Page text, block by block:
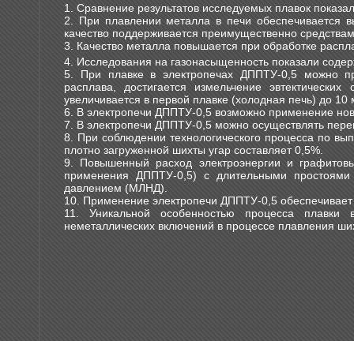
1. Сравнение результатов исследуемых плавок
2. При плавлении металла в печи обеспечивается
качество поддерживается преимущественно
3. Качество металла повышается при обработке
4. Исследования на газонасыщенность показали
5. При плавке в электропечах ДППТУ-0,5 можно
расплава, достигается измельчение
увеличивается в первой плавке (холодная печь) до
6. В электропечи ДППТУ-0,5 возможно применение
7. В электропечи ДППТУ-0,5 можно осуществлять
8. При соблюдении технологического процесса по
плотно загруженной шихты угар составляет 0,5%.
9. Повышенный расход электроэнергии и
применения ДППТУ-0,5) с длительными
давлением (МЛНД).
10. Применение электропечи ДППТУ-0,5
11. Уникальной особенностью процесса
неметаллических включений в процессе плавления